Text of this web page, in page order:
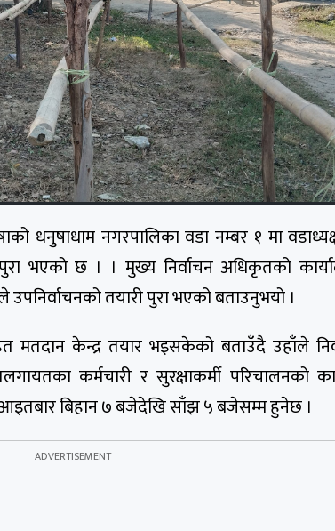
धनुषाधाम नगरपालिका वडा नम्बर १ मा
भएको छ । । मुख्य निर्वाचन अधिकृतको
तयारी पुरा भएको बताउनुभयो ।
मतदान केन्द्र तयार भइसकेको बताउँदै उहाँले
कर्मचारी र सुरक्षाकर्मी परिचालनको
आइतबार बिहान ७ बजेदेखि साँझ ५ बजेसम्म हुनेछ ।